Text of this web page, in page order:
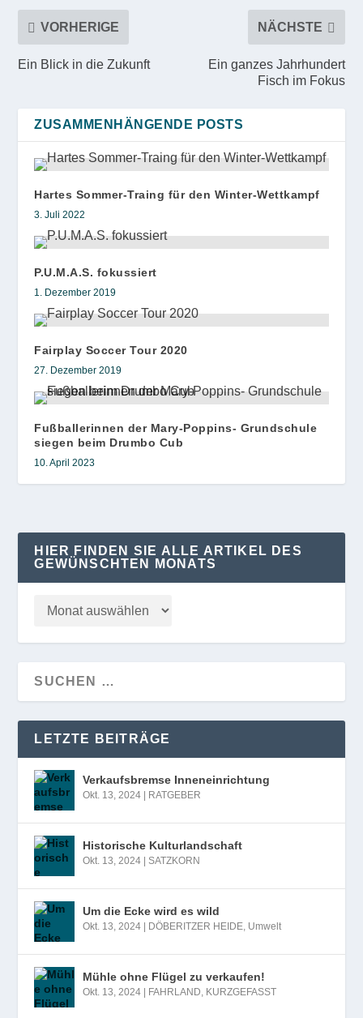
VORHERIGE
Ein Blick in die Zukunft
NÄCHSTE
Ein ganzes Jahrhundert
Fisch im Fokus
ZUSAMMENHÄNGENDE POSTS
Hartes Sommer-Traing für den Winter-Wettkampf
3. Juli 2022
P.U.M.A.S. fokussiert
1. Dezember 2019
Fairplay Soccer Tour 2020
27. Dezember 2019
Fußballerinnen der Mary-Poppins- Grundschule
siegen beim Drumbo Cub
10. April 2023
HIER FINDEN SIE ALLE ARTIKEL DES
GEWÜNSCHTEN MONATS
LETZTE BEITRÄGE
Verkaufsbremse Inneneinrichtung
Okt. 13, 2024 RATGEBER
Historische Kulturlandschaft
Okt. 13, 2024 |SATZKORN
Um die Ecke wird es wild
Okt. 13, 2024 DÖBERITZER HEIDE, Umwelt
Mühle ohne Flügel zu verkaufen!
Okt. 13, 2024 FAHRLAND, KURZGEFASST